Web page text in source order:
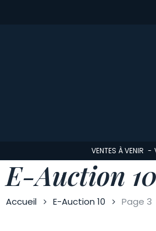
VENTES À VENIR
E-Auction 10
Accueil E-Auction 10 Page 3